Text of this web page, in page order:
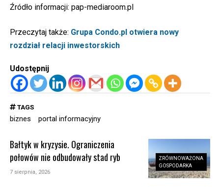
Źródło informacji: pap-mediaroom.pl
Przeczytaj także: Grupa Condo.pl otwiera nowy
rozdział relacji inwestorskich
Udostępnij
TAGS
biznes portal informacyjny
ZRÓWNOWAŻONA
GOSPODARKA
Bałtyk w kryzysie. Ograniczenia
połowów nie odbudowały stad ryb
7 sierpnia, 2026